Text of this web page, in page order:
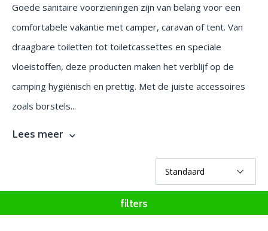
Goede sanitaire voorzieningen zijn van belang voor een
comfortabele vakantie met camper, caravan of tent. Van
draagbare toiletten tot toiletcassettes en speciale
vloeistoffen, deze producten maken het verblijf op de
camping hygiënisch en prettig. Met de juiste accessoires
zoals borstels...
Lees meer
filters